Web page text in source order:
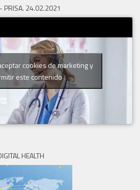
PRISA. 24.02.2021
cookies de marketing y
este contenido
HEALTH